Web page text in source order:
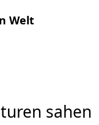
Welt
sahen